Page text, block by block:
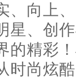
、向上
星、创
的精彩
时尚炫